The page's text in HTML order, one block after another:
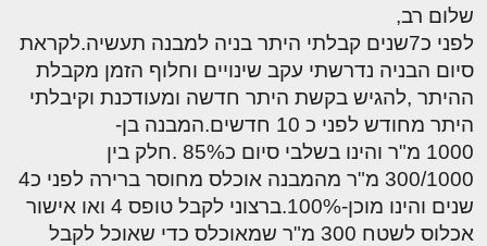
שלום רב,
לפני כ7שנים קבלתי היתר בניה למבנה תעשיה.לקראת
סיום הבניה נדרשתי עקב שינויים וחלוף הזמן מקבלת
ההיתר ,להגיש בקשת היתר חדשה ומעודכנת וקיבלתי
היתר מחודש לפני כ 10 חדשים.המבנה בן-
1000 מ"ר והינו בשלבי סיום כ85% .חלק בין
300/1000 מ"ר מהמבנה אוכלס מחוסר ברירה לפני כ4
שנים והינו מוכן-100%.ברצוני לקבל טופס 4 ואו אישור
אכלוס לשטח 300 מ"ר שמאוכלס כדי שאוכל לקבל